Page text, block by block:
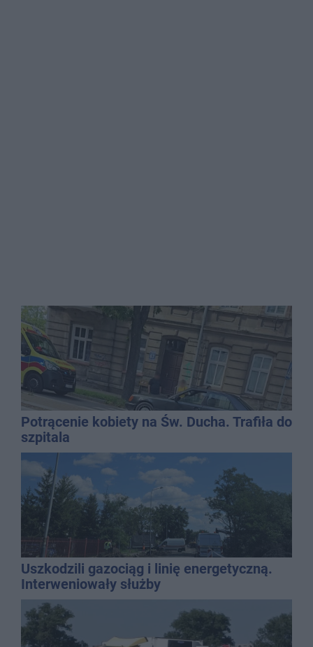
Potrącenie kobiety na Św. Ducha. Trafiła do
szpitala
Uszkodzili gazociąg i linię energetyczną.
Interweniowały służby